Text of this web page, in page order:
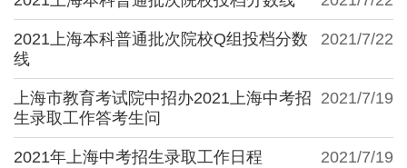
2021/7/22
2021上海本科普通批次院校Q组投档分数
线
2021/7/19
上海市教育考试院中招办2021上海中考招
生录取工作答考生问
2021/7/19
2021年上海中考招生录取工作日程